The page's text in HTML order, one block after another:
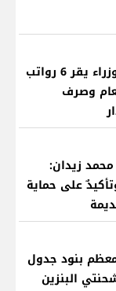
معلومات للـLBCI: مجلس الوزراء يقر 6 رواتب
وصرف
زيدان:
على حماية
بنود جدول
البنزين